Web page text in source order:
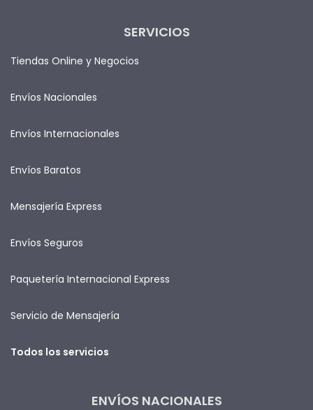
SERVICIOS
Tiendas Online y Negocios
Envíos Nacionales
Envíos Internacionales
Envíos Baratos
Mensajería Express
Envíos Seguros
Paquetería Internacional Express
Servicio de Mensajería
Todos los servicios
ENVÍOS NACIONALES